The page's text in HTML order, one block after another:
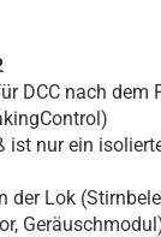
DCC nach dem
ist nur ein
der Lok